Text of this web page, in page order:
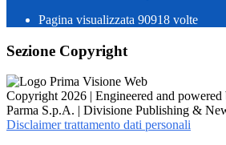
Pagina visualizzata 90918 volte
Sezione Copyright
Copyright 2026 | Engineered and
Parma S.p.A. | Divisione Publishing &
Disclaimer trattamento dati personali